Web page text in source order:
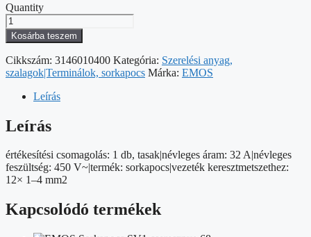
Quantity
EMOS
Sorkapocs
12x4.0
mm
fehér
1db
mennyiség
Kosárba teszem
Cikkszám: 3146010400 Kategória: Szerelési anyag,
szalagok|Terminálok, sorkapocs Márka: EMOS
Leírás
Leírás
értékesítési csomagolás: 1 db, tasak|névleges áram: 32 A|névleges
feszültség: 450 V~|termék: sorkapocs|vezeték keresztmetszethez:
12× 1–4 mm2
Kapcsolódó termékek